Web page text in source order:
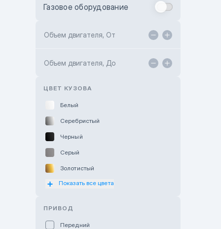
Toyota Kokshetau
Hyundai ShymCity
Газовое оборудование
Объем двигателя, От
Объем двигателя, До
ЦВЕТ КУЗОВА
Белый
Серебристый
Черный
Серый
Золотистый
Оранжевый
Показать все цвета
ПРИВОД
Передний